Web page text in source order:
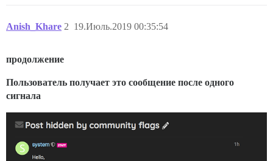
Anish_Khare 19.Июль.2019 00:35:54
2
продолжение
Пользователь получает это сообщение после одного
сигнала